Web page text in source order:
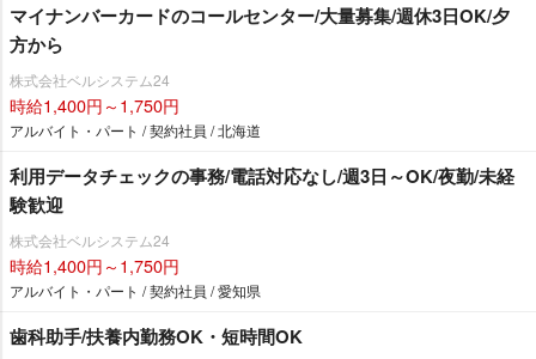
マイナンバーカードのコールセンター/大量募集/週休3日OK/夕
方から
株式会社ベルシステム24
時給1,400円～1,750円
アルバイト・パート / 契約社員 / 北海道
利用データチェックの事務/電話対応なし/週3日～OK/夜勤/未経
験歓迎
株式会社ベルシステム24
時給1,400円～1,750円
アルバイト・パート / 契約社員 / 愛知県
歯科助手/扶養内勤務OK・短時間OK